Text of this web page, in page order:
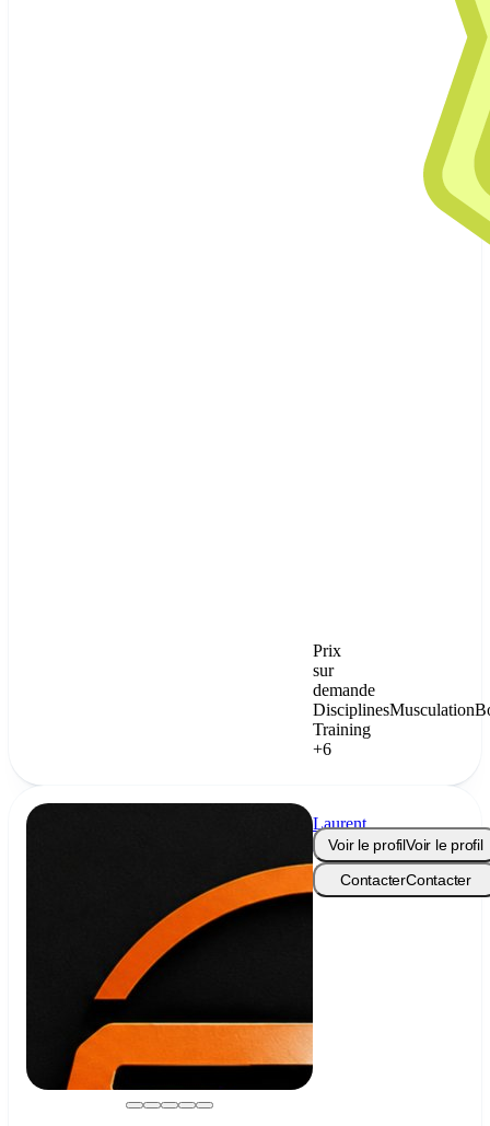
Prix
sur
demande
DisciplinesMusculation
Training
+6
Laurent
Snoeck
Voir le profilVoir le profil
ContacterContacter